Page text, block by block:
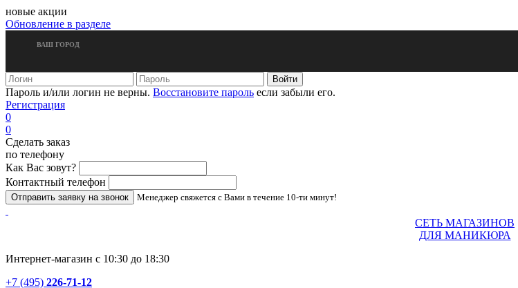
новые акции
Обновление в разделе
ВАШ ГОРОД
Пароль и/или логин не верны. Восстановите пароль если забыли его.
Регистрация
0
0
Сделать заказ
по телефону
Как Вас зовут?
Контактный телефон
Менеджер свяжется с Вами в течение 10-ти минут!
СЕТЬ МАГАЗИНОВ
ДЛЯ МАНИКЮРА
Интернет-магазин с 10:30 до 18:30
+7 (495) 226-71-12